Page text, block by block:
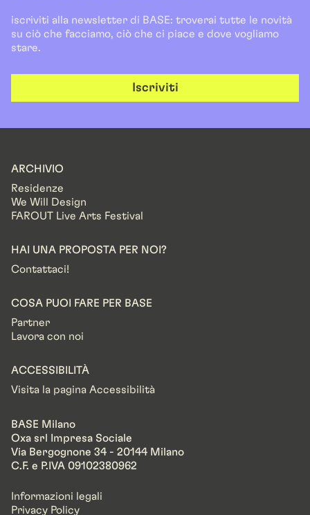
iscriviti alla newsletter di BASE: troverai tutte le novità
su ciò che facciamo, ciò che ci piace e dove vogliamo
stare.
Iscriviti
ARCHIVIO
Residenze
We Will Design
FAROUT Live Arts Festival
HAI UNA PROPOSTA PER NOI?
Contattaci!
COSA PUOI FARE PER BASE
Partner
Lavora con noi
ACCESSIBILITÀ
Visita la pagina Accessibilità
BASE Milano
Oxa srl Impresa Sociale
Via Bergognone 34 - 20144 Milano
C.F. e P.IVA 09102380962
Informazioni legali
Privacy Policy